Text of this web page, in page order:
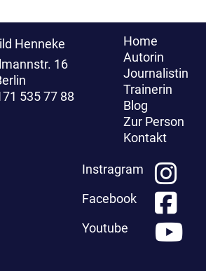
Henneke
16
535 77 88
Home
Autorin
Journalistin
Trainerin
Blog
Zur Person
Kontakt
Instragram
Facebook
Youtube